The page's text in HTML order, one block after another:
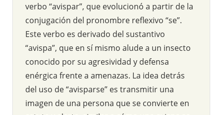
verbo “avispar”, que evolucionó a partir de la
conjugación del pronombre reflexivo “se”.
Este verbo es derivado del sustantivo
“avispa”, que en sí mismo alude a un insecto
conocido por su agresividad y defensa
enérgica frente a amenazas. La idea detrás
del uso de “avisparse” es transmitir una
imagen de una persona que se convierte en